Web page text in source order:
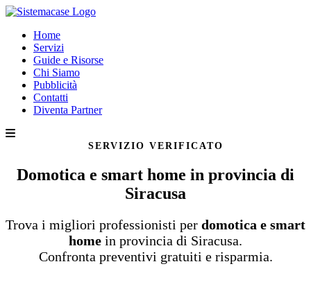
Home
Servizi
Guide e Risorse
Chi Siamo
Pubblicità
Contatti
Diventa Partner
SERVIZIO VERIFICATO
Domotica e smart home in provincia di
Siracusa
Trova i migliori professionisti per domotica e smart
home in provincia di Siracusa.
Confronta preventivi gratuiti e risparmia.